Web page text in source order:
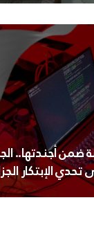
ضمن أجندتها..
تحدي الإبتكار